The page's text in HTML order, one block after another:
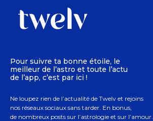
Pour suivre ta bonne étoile, le
meilleur de l’astro et toute l’actu
de l’app, c’est par ici !
Ne loupez rien de l’actualité de Twelv et rejoins
nos réseaux sociaux sans tarder. En bonus,
de nombreux posts sur l’astrologie et sur l’amour.